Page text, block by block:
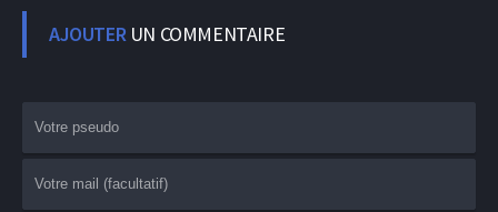
AJOUTER UN COMMENTAIRE